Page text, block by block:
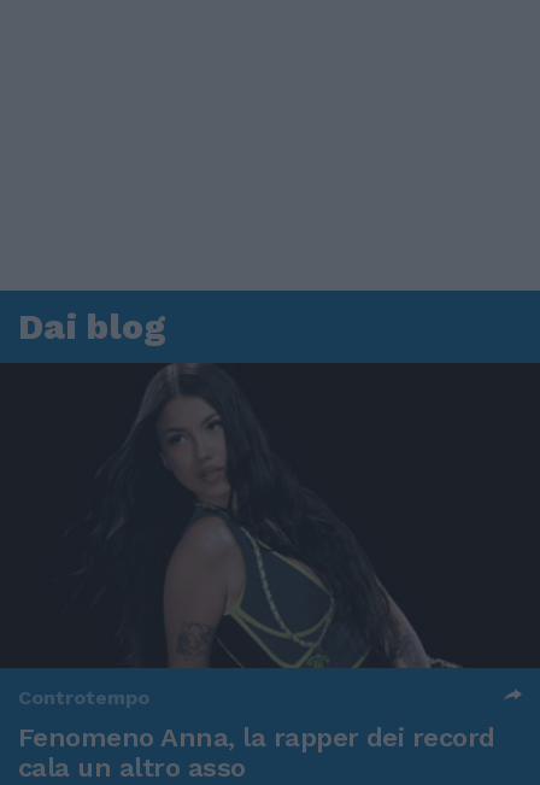
Dai blog
Controtempo
Fenomeno Anna, la rapper dei record
cala un altro asso